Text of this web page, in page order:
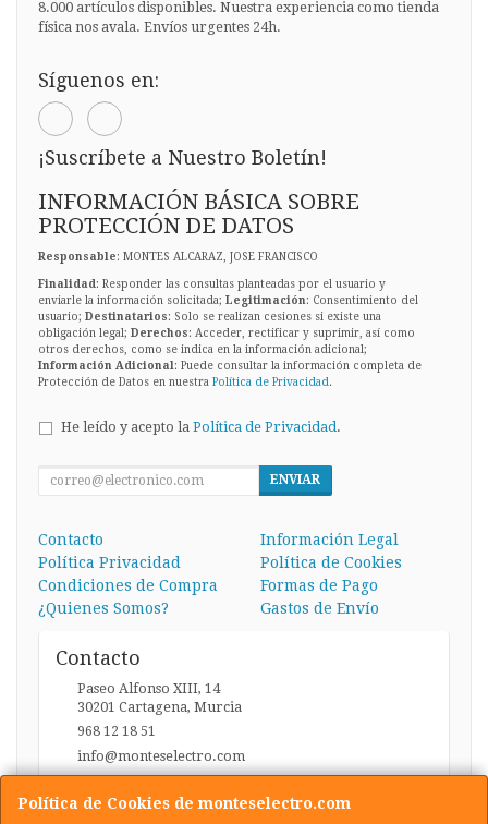
Política de Cookies de monteselectro.com
8.000 artículos disponibles. Nuestra experiencia como tienda
física nos avala. Envíos urgentes 24h.
Síguenos en:
¡Suscríbete a Nuestro Boletín!
INFORMACIÓN BÁSICA SOBRE
PROTECCIÓN DE DATOS
Responsable: MONTES ALCARAZ, JOSE FRANCISCO
Finalidad : Responder las consultas planteadas por el usuario y
enviarle la información solicitada; Legitimación: Consentimiento del
usuario; Destinatarios: Solo se realizan cesiones si existe una
obligación legal; Derechos: Acceder, rectificar y suprimir, así como
otros derechos, como se indica en la información adicional;
Información Adicional : Puede consultar la información completa de
Protección de Datos en nuestra Política de Privacidad .
He leído y acepto la Política de Privacidad.
ENVIAR
Contacto
Información Legal
Política Privacidad
Política de Cookies
Condiciones de Compra
Formas de Pago
¿Quienes Somos?
Gastos de Envío
Contacto
Paseo Alfonso XIII, 14
30201 Cartagena, Murcia
968 12 18 51
info@monteselectro.com